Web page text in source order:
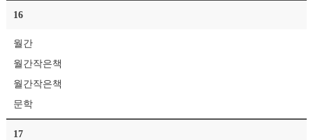
16
월간
월간작은책
월간작은책
문학
17